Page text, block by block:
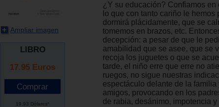
Ampliar imagen
LIBRO
17.95 Euros
19.93 Dólares*
¿Y su educación? Confiamos en
lo que con tanto cariño le hemos
dormirá plácidamente, que se
tomemos en brazos, etc.
decepción: a pesar de que le
amabilidad que se asee, que se
recoja los juguetes o que se
tarde, el niño erre que erre no
ruegos, no sigue nuestras
espectáculo delante de la familia
amigos, provocando en los
de rabia, desánimo, impotencia y